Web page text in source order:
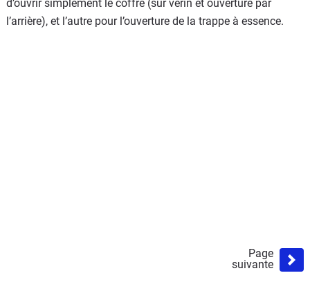
d’ouvrir simplement le coffre (sur vérin et ouverture par
l’arrière), et l’autre pour l’ouverture de la trappe à essence.
Page
suivante